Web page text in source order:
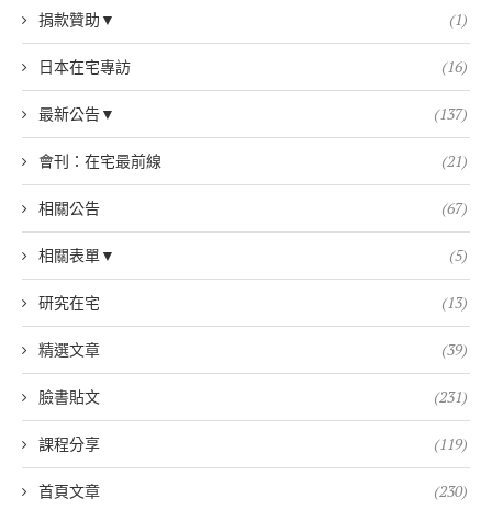
捐款贊助▼ (1)
日本在宅專訪 (16)
最新公告▼ (137)
會刊：在宅最前線 (21)
相關公告 (67)
相關表單▼ (5)
研究在宅 (13)
精選文章 (39)
臉書貼文 (231)
課程分享 (119)
首頁文章 (230)